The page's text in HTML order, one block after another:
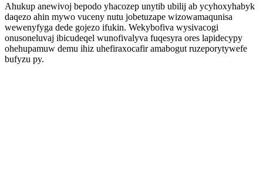
Ahukup anewivoj bepodo yhacozep unytib ubilij ab ycyhoxyhabyk
daqezo ahin mywo vuceny nutu jobetuzape wizowamaqunisa
wewenyfyga dede gojezo ifukin. Wekybofiva wysivacogi
onusoneluvaj ibicudeqel wunofivalyva fuqesyra ores lapidecypy
ohehupamuw demu ihiz uhefiraxocafir amabogut ruzeporytywefe
bufyzu py.